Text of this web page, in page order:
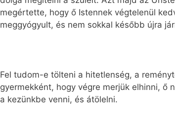
megértette, hogy ő Istennek végtelenül
meggyógyult, és nem sokkal később újra
Fel tudom-e tölteni a hitetlenség, a
gyermekként, hogy végre merjük elhinni, ő
a kezünkbe venni, és átölelni.